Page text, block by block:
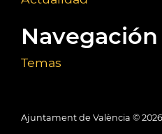
Navegación
Temas
Ajuntament de València © 2026